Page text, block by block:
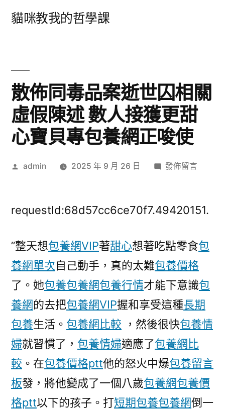
貓咪教我的哲學課
散佈同毒品案逝世囚相關
虛假陳述 數人接獲更甜
心寶貝專包養網正唆使
作
admin 2025 年 9 月 26 日
在
同
案
逝
世
囚
相
關
假
陳
述
數
人
發佈留言
requestId:68d57cc6ce70f7.49420151.
”整天想包養網VIP著甜心想著吃點零食包
養網單次自己動手，真的太難包養價格
了。她包養包養網包養行情才能下意識包
養網的去把包養網VIP握和享受這種長期
包養生活。 包養網比較 ，然後很快包養情
婦就習慣了， 包養情婦適應了包養網比
較 。在包養價格ptt他的怒火中爆包養留言
板發，將他變成了一個八歲包養網包養價
格ptt以下的孩子。打短期包養包養網倒一